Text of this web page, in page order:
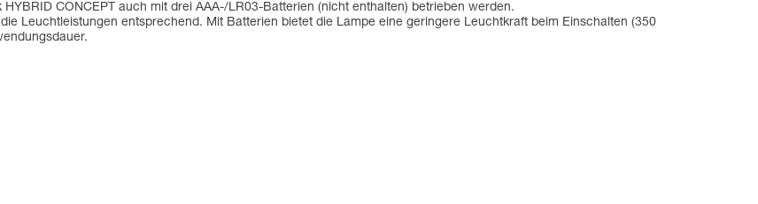
CONCEPT auch mit drei AAA-/LR03-Batterien (nicht enthalten) betrieben werden.
Leuchtleistungen entsprechend. Mit Batterien bietet die Lampe eine geringere Leuchtkraft beim Einschalten (350